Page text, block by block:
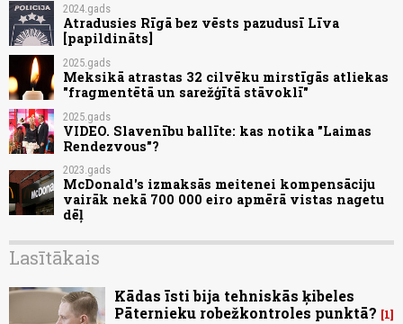
2024.gads
Atradusies Rīgā bez vēsts pazudusī Līva
[papildināts]
2025.gads
Meksikā atrastas 32 cilvēku mirstīgās atliekas
"fragmentētā un sarežģītā stāvoklī"
2025.gads
VIDEO. Slavenību ballīte: kas notika "Laimas
Rendezvous"?
2023.gads
McDonald's izmaksās meitenei kompensāciju
vairāk nekā 700 000 eiro apmērā vistas nagetu
dēļ
Lasītākais
Kādas īsti bija tehniskās ķibeles
Pāternieku robežkontroles punktā?
1